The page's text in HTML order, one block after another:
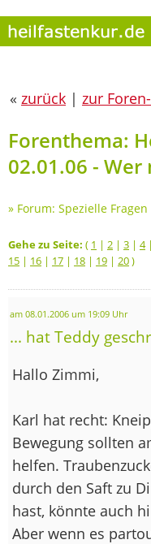
« zurück | zur
Forenthema:
02.01.06 -
» Forum: Spezielle
Gehe zu Seite: ( 1 | 2 | 3 | 4|
15 | 16 | 17 | 18 | 19 | 20)
am 08.01.2006 um 19:09 Uhr
... hat Teddy
Hallo Zimmi,
Karl hat recht:
Bewegung sollten
helfen.
durch den Saft zu
hast, könnte auch
Aber wenn es